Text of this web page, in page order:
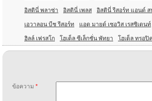
อิสตินี่ พลาซ่า อิสตินี่ เพลส อิสตินี่ รีสอร์ท แอนด์ ส
เอวาลอน บีช รีสอร์ท แอด มายด์ เซอวิส เรสซิเดนท์
ฮิลล์ เฟรสโก โฮเต็ล ซีเล็กชั่น พัทยา โฮเต็ล ทรอปิ
ข้อความ *